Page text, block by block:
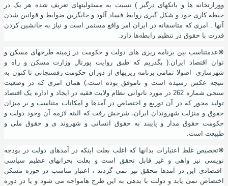
ووزارتخانه ها و بانکهای درگیر ) نسبت به مسئولیتهای تعریف شده هر یک در
حیطه کاری خود و شکل گیری روابط فساد آلود و جایگزین ضوابط و قوانین شدن
آنها . امری که متاسفانه در ایران امر واقع مستمر است و نیاز به جانشین کردن
قدرت با حقوق در تنظیم رابطه‌ها دارد.
❋عدمتناسب بین برنامه ریزی های دولت و حکومت در زمینه طرحهای مسکن و
توان اقتصاد ایران.( بگذریم که طبق روایت پورتال وزارت مسکن و راه و
شهرسازی اصولا تمامی برنامه ریزیهای از دوران حکومت رفسنجانی تا کنون به
نتیجه عکس رسیده است و ناموفق بوده است.) همان امری که در وضعیت
سنجی شماره 262 در مورد ناتوانی نظام ولایت فقیه در ایجاد و اداره یک اقتصاد
تولید محور که در آن توزیع و اختصاص در آمدها و امکانات متناسب و بر میزان
حقوق و منزلت شهروندان ایران، شرحش رفت که البته لازمه آن وجود دولت و
حکومت حقوق مدار و پایبند به حقوق انسانی و شهروند ی و حقوق ملی و
طبیعت است.
❋تخصیص غلط اعتبارات بدانها که اغلب بعلت اینکه در آمدهای دولت در بودجه
نویسی نیز واهی و غیر قابل تحقق است و بعلت بحرانهای عظیم سیاسی
-اقتصادی این در آمدها محقق نیز نمی گردند ، اعتبار مناسب در حوزه مسکن
اختصاص نمی یابد و دولت با بدهی به این طرح هامواجه می شود و یا در دوره